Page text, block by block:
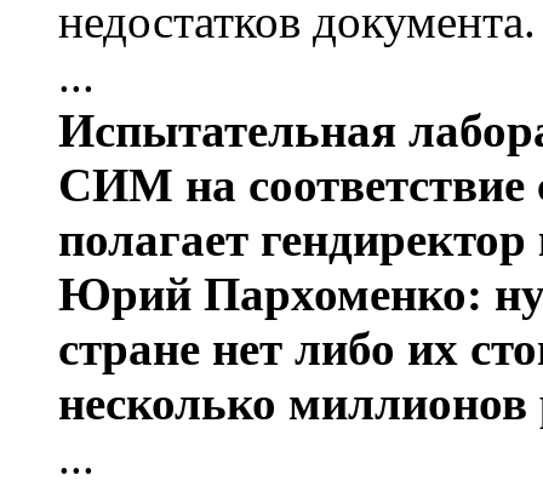
недостатков документа.
...
Испытательная
СИМ на соответствие
полагает
Юрий Пархоменко:
стране нет либо их
несколько миллионов
...